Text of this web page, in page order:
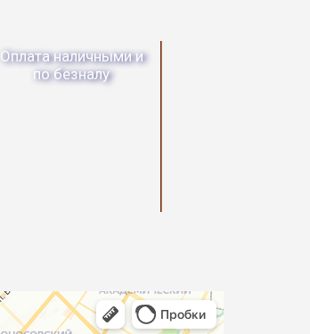
Оплата наличными и
по безналу